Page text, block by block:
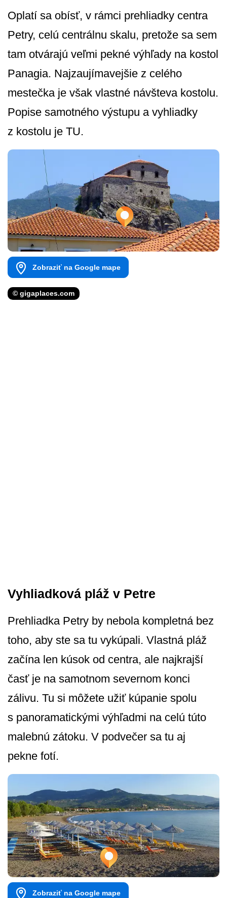
Oplatí sa obísť, v rámci prehliadky centra
Petry, celú centrálnu skalu, pretože sa sem
tam otvárajú veľmi pekné výhľady na kostol
Panagia. Najzaujímavejšie z celého
mestečka je však vlastné návšteva kostolu.
Popise samotného výstupu a vyhliadky
z kostolu je TU.
Zobraziť na Google mape
© gigaplaces.com
Vyhliadková pláž v Petre
Prehliadka Petry by nebola kompletná bez
toho, aby ste sa tu vykúpali. Vlastná pláž
začína len kúsok od centra, ale najkrajší
časť je na samotnom severnom konci
zálivu. Tu si môžete užiť kúpanie spolu
s panoramatickými výhľadmi na celú túto
malebnú zátoku. V podvečer sa tu aj
pekne fotí.
Zobraziť na Google mape